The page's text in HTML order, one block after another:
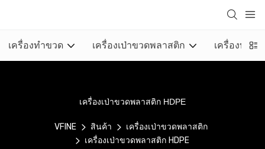
เครื่องทำขวด เครื่องเป่าขวดพลาสติก เครื่องบรรจุ
เครื่องเป่าขวดพลาสติก HDPE
VFINE สินค้า
เครื่องเป่าขวดพลาสติก
เครื่องเป่าขวดพลาสติก HDPE